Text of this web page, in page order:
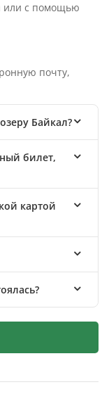
или с помощью
почту,
Байкал?
билет,
картой